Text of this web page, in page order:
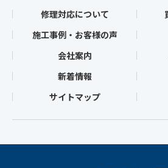
修理対応について
施工事例・お客様の声
会社案内
新着情報
サイトマップ